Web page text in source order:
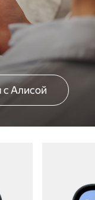
Алисой